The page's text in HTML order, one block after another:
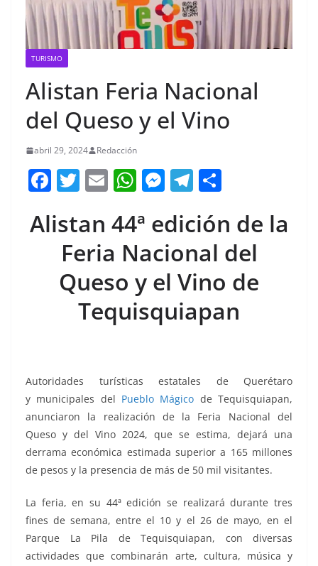
TURISMO
Alistan Feria Nacional
del Queso y el Vino
abril 29, 2024 Redacción
F
c
e
b
o
T
itt
er
E
ai
l
W
at
s
A
p
p
M
ss
e
n
g
er
T
e
gr
a
m
m
p
ar
tir
Alistan 44ª edición de la
Feria Nacional del
Queso y el Vino de
Tequisquiapan
Autoridades turísticas estatales de Querétaro
y municipales del Pueblo Mágico de Tequisquiapan,
anunciaron la realización de la Feria Nacional del
Queso y del Vino 2024, que se estima, dejará una
derrama económica estimada superior a 165 millones
de pesos y la presencia de más de 50 mil visitantes.
La feria, en su 44ª edición se realizará durante tres
fines de semana, entre el 10 y el 26 de mayo, en el
Parque La Pila de Tequisquiapan, con diversas
actividades que combinarán arte, cultura, música y